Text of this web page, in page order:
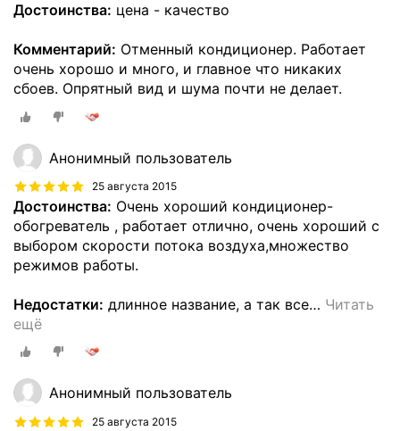
Достоинства: цена - качество
Комментарий: Отменный кондиционер. Работает
очень хорошо и много, и главное что никаких
сбоев. Опрятный вид и шума почти не делает.
Анонимный пользователь
25 августа 2015
Достоинства: Очень хороший кондиционер-
обогреватель , работает отлично, очень хороший с
выбором скорости потока воздуха,множество
режимов работы.
Недостатки: длинное название, а так все… Читать
ещё
Анонимный пользователь
25 августа 2015